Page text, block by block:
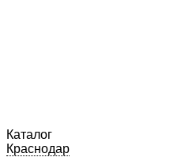
Каталог
Краснодар